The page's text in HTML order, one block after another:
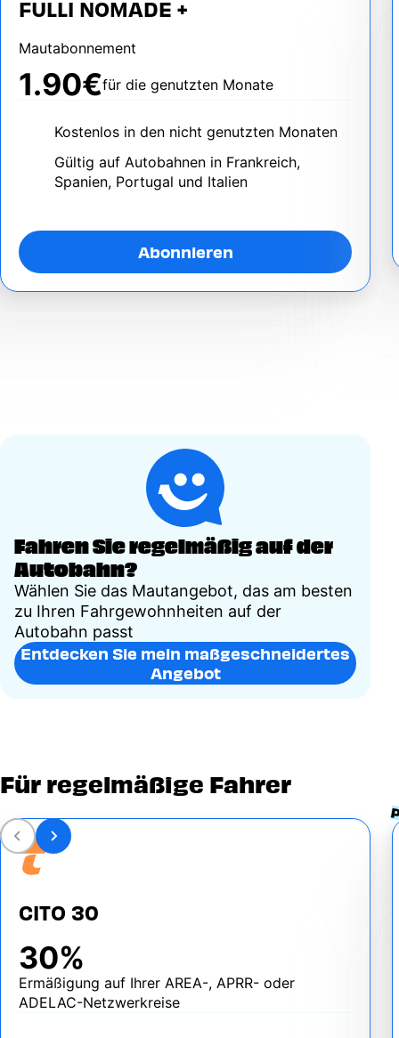
FULLI NOMADE +
Mautabonnement
1.90€für die genutzten Monate
Kostenlos in den nicht genutzten Monaten
Gültig auf Autobahnen in Frankreich,
Spanien, Portugal und Italien
Abonnieren
Fahren Sie regelmäßig auf der
Autobahn?
Wählen Sie das Mautangebot, das am besten
zu Ihren Fahrgewohnheiten auf der
Autobahn passt
Entdecken Sie mein maßgeschneidertes
Angebot
Für regelmäßige Fahrer
CITO 30
30%
Ermäßigung auf Ihrer AREA-, APRR- oder
ADELAC-Netzwerkreise